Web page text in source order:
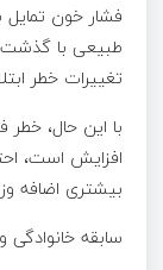
فشار خون
طبیعی با
تغییرات خطر
با این حال، خطر
افزایش است،
بیشتری اضافه
سابقه خانوادگی